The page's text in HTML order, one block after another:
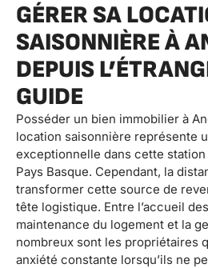
GÉRER SA
SAISONNIÈRE À
DEPUIS
GUIDE
Posséder un bien immobilier à
location saisonnière représente
exceptionnelle dans cette
Pays Basque. Cependant, la
transformer cette source de
tête logistique. Entre l’accueil
maintenance du logement et la
nombreux sont les propriétaires
anxiété constante lorsqu’ils ne